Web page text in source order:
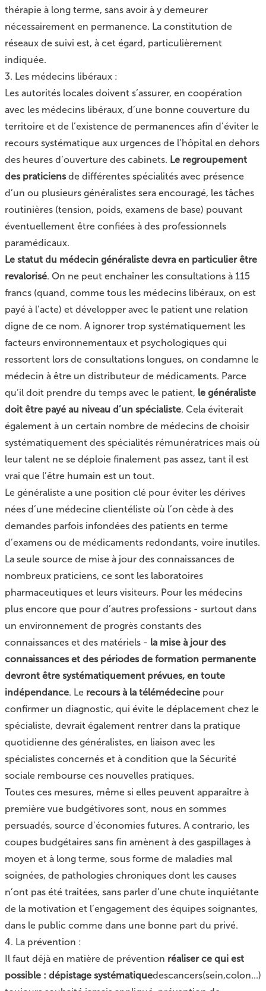
thérapie à long terme, sans avoir à y demeurer
nécessairement en permanence. La constitution de
réseaux de suivi est, à cet égard, particulièrement
indiquée.
3. Les médecins libéraux :
Les autorités locales doivent s’assurer, en coopération
avec les médecins libéraux, d’une bonne couverture du
territoire et de l’existence de permanences afin d’éviter le
recours systématique aux urgences de l’hôpital en dehors
des heures d’ouverture des cabinets. Le regroupement
des praticiensde différentes spécialités avec présence
d’un ou plusieurs généralistes sera encouragé, les tâches
routinières (tension, poids, examens de base) pouvant
éventuellement être confiées à des professionnels
paramédicaux.
Le statut du médecin généraliste devra en particulier être
revalorisé. On ne peut enchaîner les consultations à 115
francs (quand, comme tous les médecins libéraux, on est
payé à l’acte) et développer avec le patient une relation
digne de ce nom. A ignorer trop systématiquement les
facteurs environnementaux et psychologiques qui
ressortent lors de consultations longues, on condamne le
médecin à être un distributeur de médicaments. Parce
qu’il doit prendre du temps avec le patient, le généraliste
doit être payé au niveau d’un spécialiste. Cela éviterait
également à un certain nombre de médecins de choisir
systématiquement des spécialités rémunératrices mais où
leur talent ne se déploie finalement pas assez, tant il est
vrai que l’être humain est un tout.
Le généraliste a une position clé pour éviter les dérives
nées d’une médecine clientéliste où l’on cède à des
demandes parfois infondées des patients en terme
d’examens ou de médicaments redondants, voire inutiles.
La seule source de mise à jour des connaissances de
nombreux praticiens, ce sont les laboratoires
pharmaceutiques et leurs visiteurs. Pour les médecins
plus encore que pour d’autres professions - surtout dans
un environnement de progrès constants des
connaissances et des matériels - la mise à jour des
connaissances et des périodes de formation permanente
devront être systématiquement prévues, en toute
indépendance. Le recours à la télémédecine pour
confirmer un diagnostic, qui évite le déplacement chez le
spécialiste, devrait également rentrer dans la pratique
quotidienne des généralistes, en liaison avec les
spécialistes concernés et à condition que la Sécurité
sociale rembourse ces nouvelles pratiques.
Toutes ces mesures, même si elles peuvent apparaître à
première vue budgétivores sont, nous en sommes
persuadés, source d’économies futures. A contrario, les
coupes budgétaires sans fin amènent à des gaspillages à
moyen et à long terme, sous forme de maladies mal
soignées, de pathologies chroniques dont les causes
n’ont pas été traitées, sans parler d’une chute inquiétante
de la motivation et l’engagement des équipes soignantes,
dans le public comme dans une bonne part du privé.
4. La prévention :
Il faut déjà en matière de prévention réaliser ce qui est
possible : dépistage systématiquedescancers(sein,colon...)